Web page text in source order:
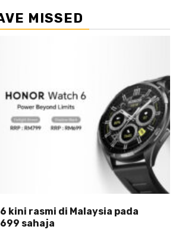
MISSED
6 kini rasmi di Malaysia pada
sahaja